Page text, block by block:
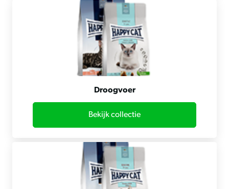
Droogvoer
Bekijk collectie